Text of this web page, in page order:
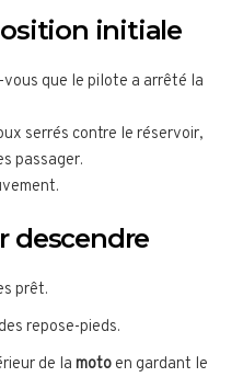
initiale
que le pilote a arrêté la
serrés contre le réservoir,
passager.
descendre
prêt.
repose-pieds.
de la moto en gardant le